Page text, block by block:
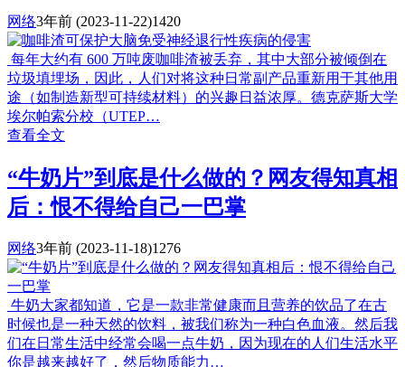
网络3年前 (2023-11-22)1420
每年大约有 600 万吨废咖啡渣被丢弃，其中大部分被倾倒在
垃圾填埋场，因此，人们对将这种日常副产品重新用于其他用
途（如制造新型可持续材料）的兴趣日益浓厚。德克萨斯大学
埃尔帕索分校（UTEP…
查看全文
“牛奶片”到底是什么做的？网友得知真相
后：恨不得给自己一巴掌
网络3年前 (2023-11-18)1276
牛奶大家都知道，它是一款非常健康而且营养的饮品了在古
时候也是一种天然的饮料，被我们称为一种白色血液。然后我
们在日常生活中经常会喝一点牛奶，因为现在的人们生活水平
你是越来越好了，然后物质能力…